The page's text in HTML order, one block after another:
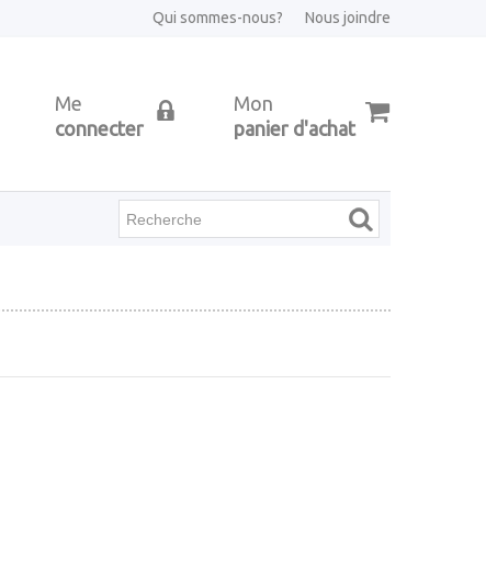
Qui sommes-nous? Nous joindre
Me
connecter
Mon
panier d'achat